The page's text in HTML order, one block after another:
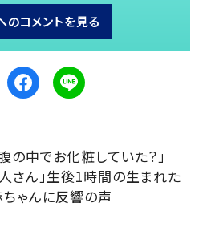
のコメントを見る
の中でお化粧していた？」
人さん」生後1時間の生まれた
ゃんに反響の声